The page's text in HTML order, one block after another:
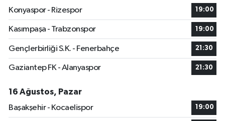
Konyaspor - Rizespor
19:00
Kasımpaşa - Trabzonspor 19:00
Gençlerbirliği S.K. - Fenerbahçe 21:30
Gaziantep FK - Alanyaspor 21:30
16 Ağustos, Pazar
Başakşehir - Kocaelispor
19:00